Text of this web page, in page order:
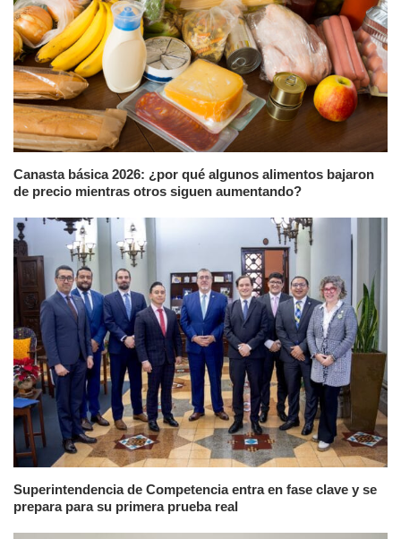
Canasta básica 2026: ¿por qué algunos alimentos bajaron
de precio mientras otros siguen aumentando?
Superintendencia de Competencia entra en fase clave y se
prepara para su primera prueba real